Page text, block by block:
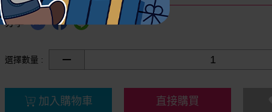
分享
選擇數量 :
加入購物車 直接購買